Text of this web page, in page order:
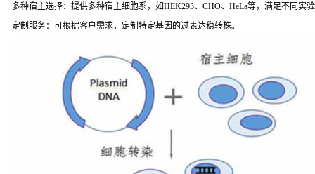
多种宿主选择：提供多种宿主细胞系，如HEK293、CHO、HeLa等，满足不同实
定制服务：可根据客户需求，定制特定基因的过表达稳转株。